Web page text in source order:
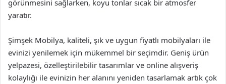
görünmesini sağlarken, koyu tonlar sıcak bir atmosfer
yaratır.
Şimşek Mobilya, kaliteli, şık ve uygun fiyatlı mobilyaları ile
evinizi yenilemek için mükemmel bir seçimdir. Geniş ürün
yelpazesi, özelleştirilebilir tasarımlar ve online alışveriş
kolaylığı ile evinizin her alanını yeniden tasarlamak artık çok